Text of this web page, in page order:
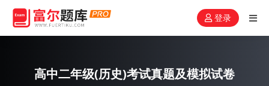
登录
高中二年级(历史)考试真题及模拟试卷